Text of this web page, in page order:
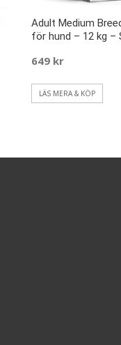
Adult Medium
för hund – 12 kg –
649 kr
LÄS MERA & KÖP